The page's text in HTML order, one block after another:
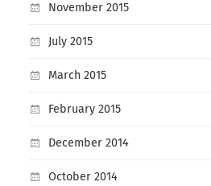
November 2015
July 2015
March 2015
February 2015
December 2014
October 2014